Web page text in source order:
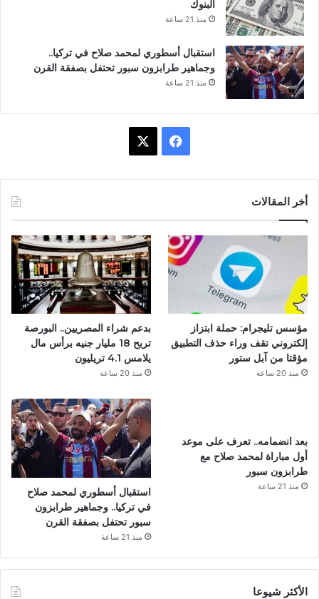
البنوك
منذ 21 ساعة
استقبال أسطوري لمحمد صلاح في تركيا..
وجماهير طرابزون سبور تحتفل بصفقة القرن
منذ 21 ساعة
و
أخر المقالات
مؤسس تليجرام: حملة ابتزاز
إلكتروني تقف وراء حذف التطبيق
مؤقتا من آبل ستور
منذ 20 ساعة
بدعم شراء المصريين.. البورصة
تربح 18 مليار جنيه برأس مال
يلامس 4.1 تريليون
منذ 20 ساعة
بعد انضمامه.. تعرف على موعد
أول مباراة لمحمد صلاح مع
طرابزون سبور
منذ 21 ساعة
استقبال أسطوري لمحمد صلاح
في تركيا.. وجماهير طرابزون
سبور تحتفل بصفقة القرن
منذ 21 ساعة
الأكثر شيوعا